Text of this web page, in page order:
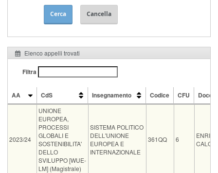
Cerca Cancella
Elenco appelli trovati
Filtra
AA CdS Insegnamento Codice CFU
CdS
2023/24
UNIONE
EUROPEA,
PROCESSI
GLOBALI E
SOSTENIBILITA'
DELLO
SVILUPPO [WUE-
LM] (Magistrale)
SISTEMA POLITICO
DELL'UNIONE
EUROPEA E
INTERNAZIONALE
361QQ 6